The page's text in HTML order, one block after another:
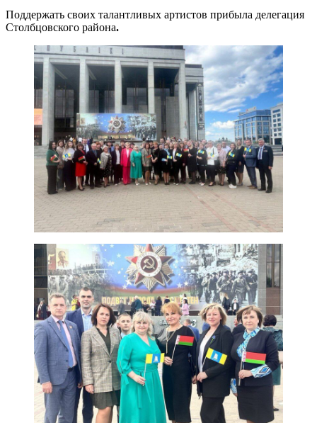
Поддержать своих талантливых артистов прибыла делегация
Столбцовского района.